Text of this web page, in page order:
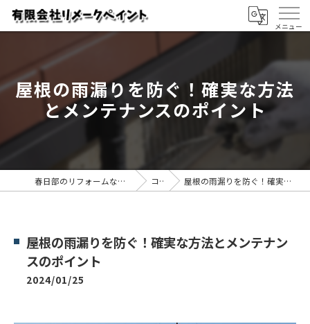
屋根の雨漏りを防ぐ！確実な方法
とメンテナンスのポイント
春日部のリフォームなら有限会社リメークペイント コラム 屋根の雨漏りを防ぐ！確実な方法とメンテナンスのポイント
屋根の雨漏りを防ぐ！確実な方法とメンテナン
スのポイント
2024/01/25